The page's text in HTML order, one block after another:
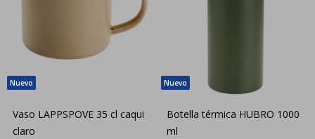
Vaso LAPPSPOVE 35 cl caqui
claro
Botella térmica HUBRO 1000
ml